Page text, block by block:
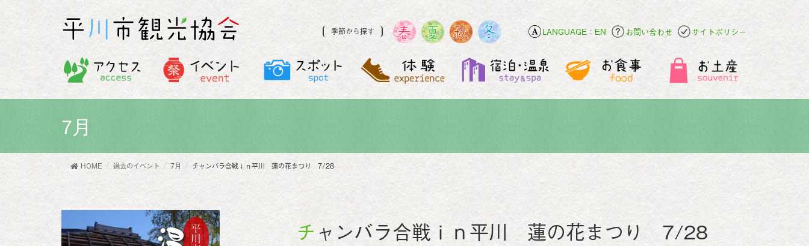
LANGUAGE：EN お問い合わせ サイトポリシー
季節から探す
7月
HOME 過去のイベント 7月 チャンバラ合戦ｉｎ平川 蓮の花まつり 7/28
チャンバラ合戦ｉｎ平川 蓮の花まつり 7/28